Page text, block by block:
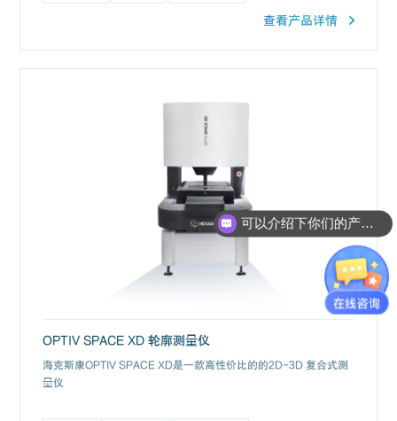
查看产品详情
OPTIV SPACE XD 轮廓测量仪
海克斯康OPTIV SPACE XD是一款高性价比的的2D-3D 复合式测
量仪
可以介绍下你们的产品么？